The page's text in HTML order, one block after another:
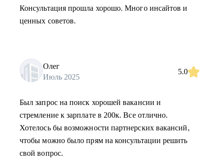
Консультация прошла хорошо. Много инсайтов и
ценных советов.
Олег
Июль 2025
5.0
Был запрос на поиск хорошей вакансии и
стремление к зарплате в 200к. Все отлично.
Хотелось бы возможности партнерских вакансий,
чтобы можно было прям на консультации решить
свой вопрос.